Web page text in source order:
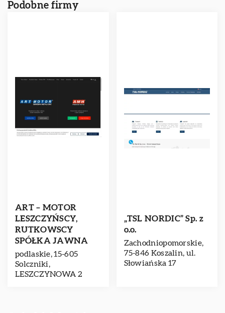
Podobne firmy
ART – MOTOR
LESZCZYŃSCY,
RUTKOWSCY
SPÓŁKA JAWNA
podlaskie, 15-605
Solczniki,
LESZCZYNOWA 2
„TSL NORDIC” Sp. z
o.o.
Zachodniopomorskie,
75-846 Koszalin, ul.
Słowiańska 17